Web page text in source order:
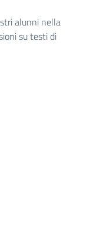
alunni nella
su testi di